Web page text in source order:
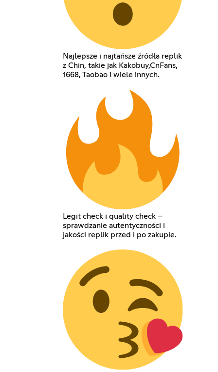
Najlepsze i najtańsze źródła replik
z Chin, takie jak Kakobuy,CnFans,
1668, Taobao i wiele innych.
Legit check i quality check –
sprawdzanie autentyczności i
jakości replik przed i po zakupie.